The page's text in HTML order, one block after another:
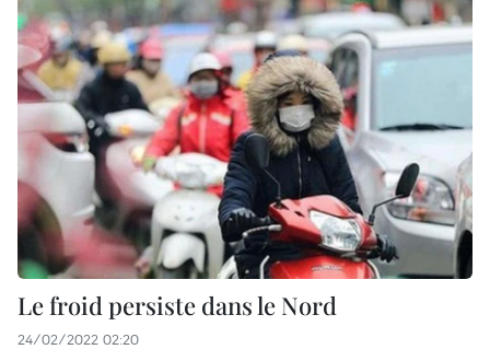
Le froid persiste dans le Nord
24/02/2022 02:20